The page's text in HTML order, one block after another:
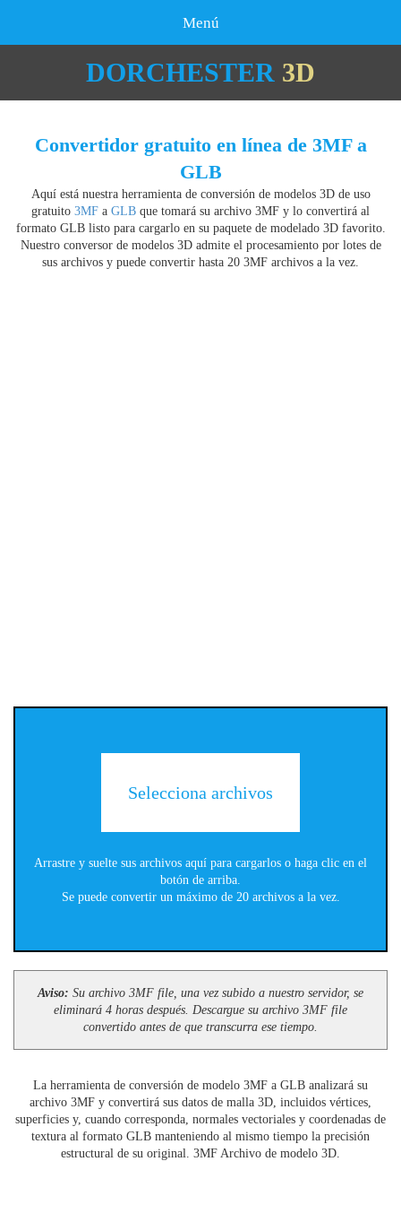
Menú
DORCHESTER 3D
Convertidor gratuito en línea de 3MF a
GLB
Aquí está nuestra herramienta de conversión de modelos 3D de uso
gratuito 3MF a GLB que tomará su archivo 3MF y lo convertirá al
formato GLB listo para cargarlo en su paquete de modelado 3D favorito.
Nuestro conversor de modelos 3D admite el procesamiento por lotes de
sus archivos y puede convertir hasta 20 3MF archivos a la vez.
Selecciona archivos
Arrastre y suelte sus archivos aquí para cargarlos o haga clic en el
botón de arriba.
Se puede convertir un máximo de 20 archivos a la vez.
Aviso: Su archivo 3MF file, una vez subido a nuestro servidor, se
eliminará 4 horas después. Descargue su archivo 3MF file
convertido antes de que transcurra ese tiempo.
La herramienta de conversión de modelo 3MF a GLB analizará su
archivo 3MF y convertirá sus datos de malla 3D, incluidos vértices,
superficies y, cuando corresponda, normales vectoriales y coordenadas de
textura al formato GLB manteniendo al mismo tiempo la precisión
estructural de su original. 3MF Archivo de modelo 3D.